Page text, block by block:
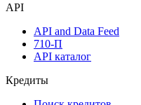
API
API and Data Feed
710-П
API каталог
Кредиты